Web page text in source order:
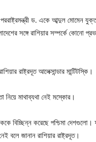
ড. একে আব্দুল মোমেন
সঙ্গে রাশিয়ার সম্পর্কে কোনো
রাষ্ট্রদূত আলেক্সান্ডার মান্টিটস্কি।
নিয়ে মাথাব্যথা নেই মস্কোর।
বিচ্ছিন্ন করেছে পশ্চিমা দেশগুলো।
বলে জানান রাশিয়ার রাষ্ট্রদূত।